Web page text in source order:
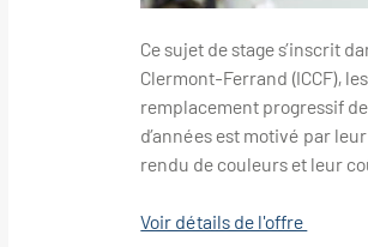
Ce sujet de stage s’inscrit
Clermont-Ferrand (ICCF),
remplacement progressif
d’années est motivé par
rendu de couleurs et leur
Voir détails de l'offre